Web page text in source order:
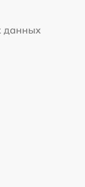
данных